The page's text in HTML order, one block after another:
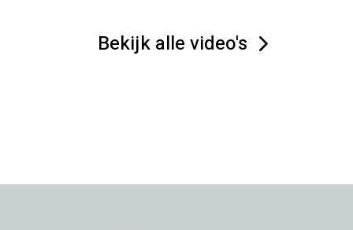
Bekijk alle video's